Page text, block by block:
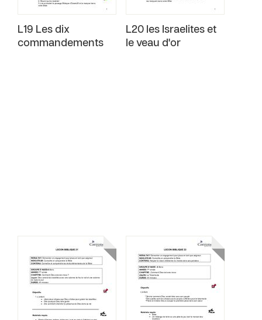
L19 Les dix
commandements
L20 les Israelites et
le veau d'or